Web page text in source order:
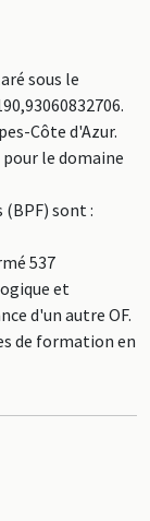
sous le
Côte d'Azur.
le domaine
sont :
537
et
d'un autre OF.
de formation en